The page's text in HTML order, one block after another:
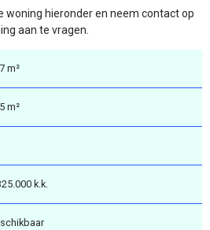
woning hieronder en neem contact op
aan te vragen.
m²
m²
k.k.